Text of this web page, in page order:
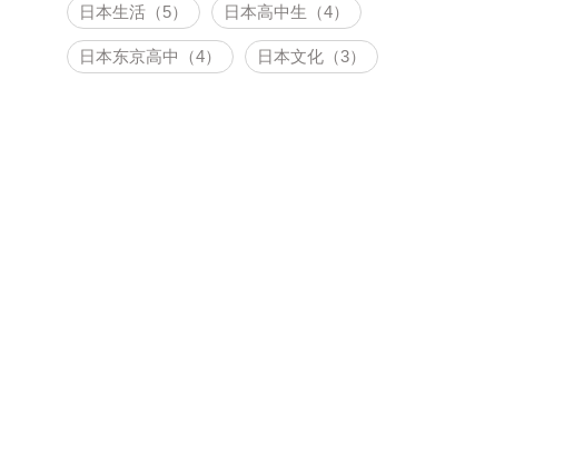
日本生活（5） 日本高中生（4）
日本东京高中（4） 日本文化（3）